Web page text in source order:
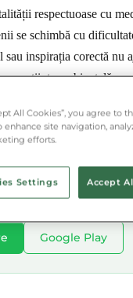
respectuoase cu
se schimbă cu
sau inspirația corectă nu
conștiința ambientală.
·500.000+ utilizatori
Munch și
Google Play
All Cookies”, you agree to
enhance site navigation,
efforts.
Settings Accept